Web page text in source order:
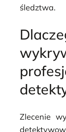
śledztwa.
Zlecenie